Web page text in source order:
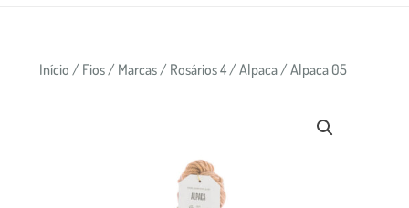
Início / Fios/ Marcas/ Rosários 4/Alpaca/ Alpaca 05